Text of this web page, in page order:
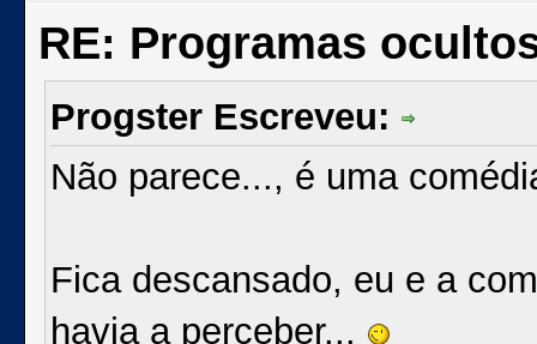
RE: Programas
Progster Escreveu:
Não parece..., é uma
Fica descansado, eu e a
havia a perceber...